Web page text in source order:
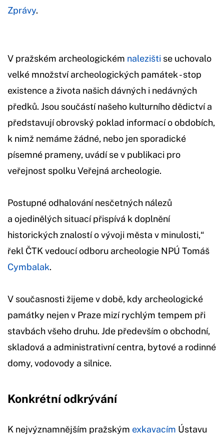
Zprávy.
V pražském archeologickém nalezišti se uchovalo
velké množství archeologických památek - stop
existence a života našich dávných i nedávných
předků. Jsou součástí našeho kulturního dědictví a
představují obrovský poklad informací o obdobích,
k nimž nemáme žádné, nebo jen sporadické
písemné prameny, uvádí se v publikaci pro
veřejnost spolku Veřejná archeologie.
Postupné odhalování nesčetných nálezů
a ojedinělých situací přispívá k doplnění
historických znalostí o vývoji města v minulosti,“
řekl ČTK vedoucí odboru archeologie NPÚ Tomáš
Cymbalak.
V současnosti žijeme v době, kdy archeologické
památky nejen v Praze mizí rychlým tempem při
stavbách všeho druhu. Jde především o obchodní,
skladová a administrativní centra, bytové a rodinné
domy, vodovody a silnice.
Konkrétní odkrývání
K nejvýznamnějším pražským exkavacím Ústavu